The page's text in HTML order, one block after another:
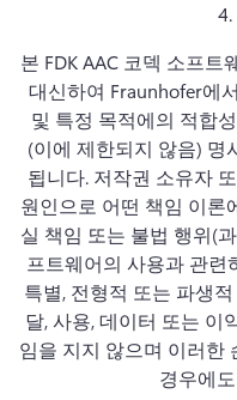
4.
본 FDK AAC 코덱 소프
대신하여 Fraunhofer에
및 특정 목적에의 적합
(이에 제한되지 않음) 명
됩니다. 저작권 소유자
원인으로 어떤 책임 이론
실 책임 또는 불법 행위(
프트웨어의 사용과 관련
특별, 전형적 또는 파생
달, 사용, 데이터 또는 이
임을 지지 않으며 이러한
경우에